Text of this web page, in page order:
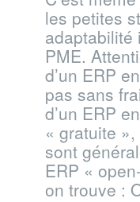
les petites
adaptabilité
PME.
d’un ERP en
pas sans
d’un ERP en
« gratuite
sont
ERP «
on trouve :